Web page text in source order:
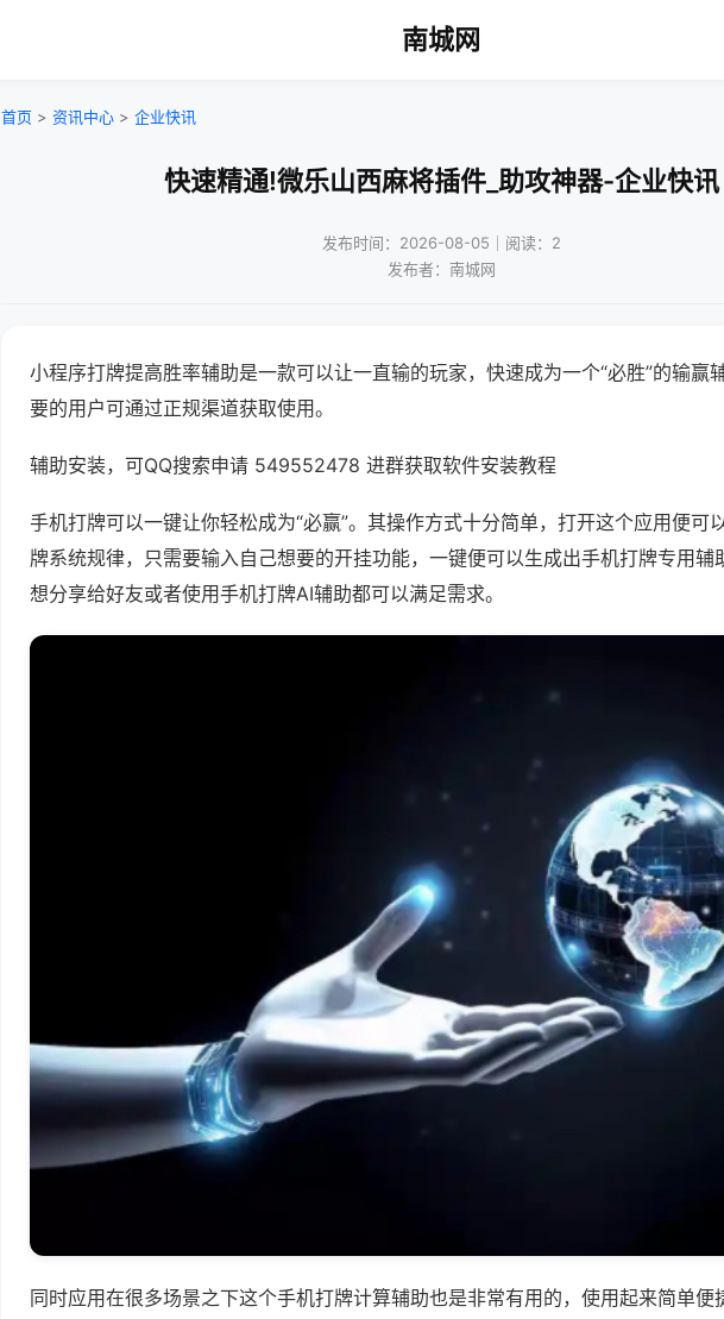
南城网
首页 > 资讯中心 > 企业快讯
快速精通!微乐山西麻将插件_助攻神器-企业快讯
发布时间：2026-08-05｜阅读：2
发布者：南城网
小程序打牌提高胜率辅助是一款可以让一直输的玩家，快速成为一个“必胜”的输赢
要的用户可通过正规渠道获取使用。
辅助安装，可QQ搜索申请 549552478 进群获取软件安装教程
手机打牌可以一键让你轻松成为“必赢”。其操作方式十分简单，打开这个应用便可
牌系统规律，只需要输入自己想要的开挂功能，一键便可以生成出手机打牌专用辅
想分享给好友或者使用手机打牌AI辅助都可以满足需求。
同时应用在很多场景之下这个手机打牌计算辅助也是非常有用的，使用起来简单便